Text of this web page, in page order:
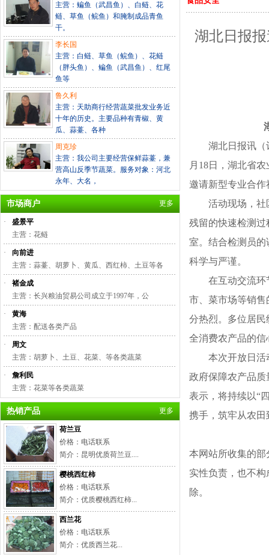
主营：鳊鱼（武昌鱼）、白鲢、花
鲢、草鱼（鲩鱼）和腌制成品青鱼
干。
李长国
主营：白鲢、草鱼（鲩鱼）、花鲢
（胖头鱼）、鳊鱼（武昌鱼）、红尾
鱼等
鲁久利
主营：天助商行经营蔬菜批发业务近
十年的历史。主要品种有青椒、黄
瓜、蒜薹、各种
周克珍
主营：我公司主要经营保鲜蒜薹，兼
营高山反季节蔬菜。服务对象：河北
永年、大名，
市场商户 更多
·
盛景平
主营：花鲢
·
向前进
主营：蒜薹、胡萝卜、黄瓜、西红柿、土豆等各
·
褚金成
主营：长兴粮油贸易公司成立于1997年，公
·
黄海
主营：配送各类产品
·
周文
主营：胡萝卜、土豆、花菜、等各类蔬菜
·
詹利民
主营：花菜等各类蔬菜
热销产品 更多
荷兰豆
价格：电话联系
简介：昆明优质荷兰豆....
樱桃西红柿
价格：电话联系
简介：优质樱桃西红柿...
西兰花
价格：电话联系
简介：优质西兰花...
湖北日报
湖北日报讯（
月 18日，湖北省
邀请新型专业合
活动现场，社
残留的快速检测
室。结合检测员
科学与严谨。
在互动交流环
市、菜市场等销
分热烈。多位居
全消费农产品的信
本次开放日活
政府保障农产品
表示，将持续以“
携手，筑牢从农
本网站所收集的
实性负责，也不
除。